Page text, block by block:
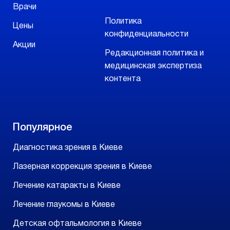
Врачи
Цены
Акции
Политика
конфиденциальности
Редакционная политика и
медицинская экспертиза
контента
Популярное
Диагностика зрения в Киеве
Лазерная коррекция зрения в Киеве
Лечение катаракты в Киеве
Лечение глаукомы в Киеве
Детская офтальмология в Киеве